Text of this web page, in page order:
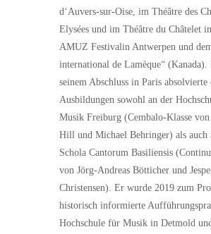
d‘Auvers-sur-Oise, im Théâtre des
Elysées und im Théâtre du Châtelet
AMUZ Festivalin Antwerpen und
international de Lamèque“ (Kanada).
seinem Abschluss in Paris absolvierte
Ausbildungen sowohl an der
Musik Freiburg (Cembalo-Klasse
Hill und Michael Behringer) als auch
Schola Cantorum Basiliensis
von Jörg-Andreas Bötticher und
Christensen). Er wurde 2019 zum
historisch informierte
Hochschule für Musik in Detmold